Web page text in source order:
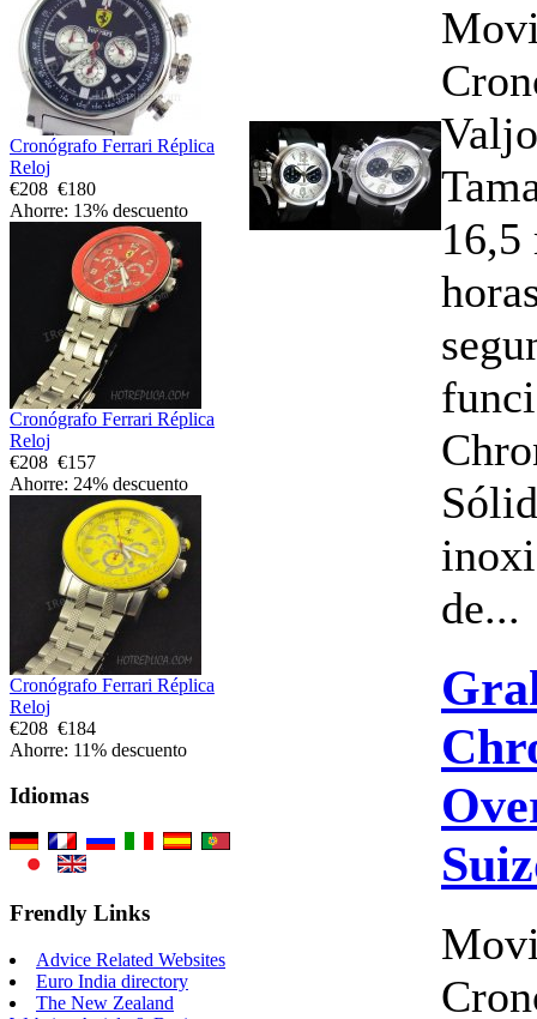
Cronógrafo Ferrari Réplica
Reloj
€208 €180
Ahorre: 13% descuento
Cronógrafo Ferrari Réplica
Reloj
€208 €157
Ahorre: 24% descuento
Cronógrafo Ferrari Réplica
Reloj
€208 €184
Ahorre: 11% descuento
Idiomas
Frendly Links
Advice Related Websites
Euro India directory
The New Zealand
16,5
de...